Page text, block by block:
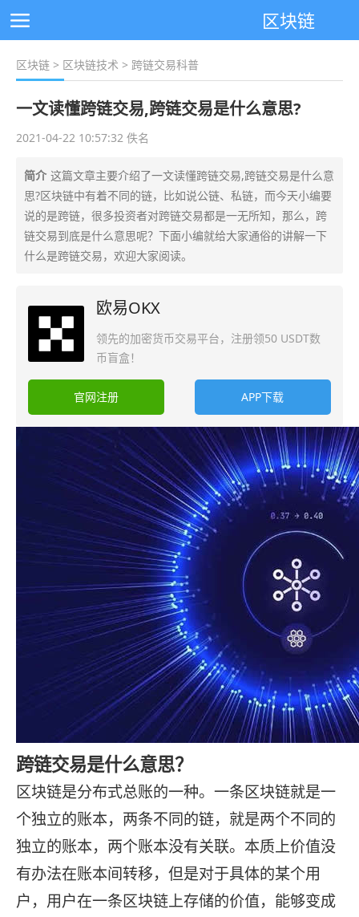
区块链
区块链 > 区块链技术 > 跨链交易科普
一文读懂跨链交易,跨链交易是什么意思?
2021-04-22 10:57:32 佚名
简介 这篇文章主要介绍了一文读懂跨链交易,跨链交易是什么意
思?区块链中有着不同的链，比如说公链、私链，而今天小编要
说的是跨链，很多投资者对跨链交易都是一无所知，那么，跨
链交易到底是什么意思呢？下面小编就给大家通俗的讲解一下
什么是跨链交易，欢迎大家阅读。
欧易OKX
领先的加密货币交易平台，注册领50 USDT数
币盲盒！
官网注册 APP下载
跨链交易是什么意思？
区块链是分布式总账的一种。一条区块链就是一
个独立的账本，两条不同的链，就是两个不同的
独立的账本，两个账本没有关联。本质上价值没
有办法在账本间转移，但是对于具体的某个用
户，用户在一条区块链上存储的价值，能够变成